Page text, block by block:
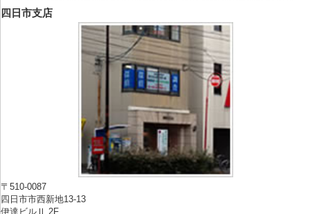
四日市支店
〒510-0087
四日市市西新地13-13
伊達ビルⅡ 2F